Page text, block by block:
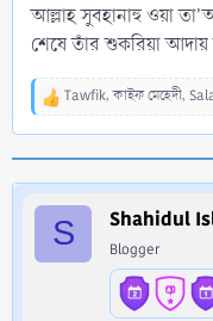
আল্লাহ সুবহানাহু ওয়া
শেষে তাঁর শুকরিয়া
R
t
i
Tawfik,কাইফ মেহেদী,
S Shahidul
Blogger